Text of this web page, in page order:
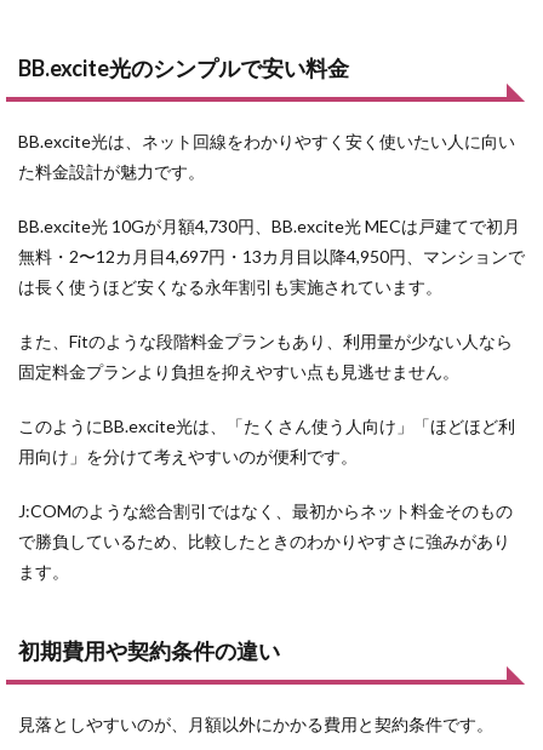
BB.excite光のシンプルで安い料金
BB.excite光は、ネット回線をわかりやすく安く使いたい人に向い
た料金設計が魅力です。
BB.excite光 10Gが月額4,730円、BB.excite光 MECは戸建てで初月
無料・2〜12カ月目4,697円・13カ月目以降4,950円、マンションで
は長く使うほど安くなる永年割引も実施されています。
また、Fitのような段階料金プランもあり、利用量が少ない人なら
固定料金プランより負担を抑えやすい点も見逃せません。
このようにBB.excite光は、「たくさん使う人向け」「ほどほど利
用向け」を分けて考えやすいのが便利です。
J:COMのような総合割引ではなく、最初からネット料金そのもの
で勝負しているため、比較したときのわかりやすさに強みがあり
ます。
初期費用や契約条件の違い
見落としやすいのが、月額以外にかかる費用と契約条件です。